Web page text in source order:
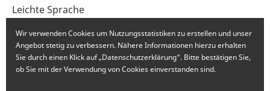
Leichte Sprache
Wir verwenden Cookies um Nutzungsstatistiken zu erstellen und unser
Angebot stetig zu verbessern. Nähere Informationen hierzu erhalten
Sie durch einen Klick auf „Datenschutzerklärung“. Bitte bestätigen Sie,
ob Sie mit der Verwendung von Cookies einverstanden sind.